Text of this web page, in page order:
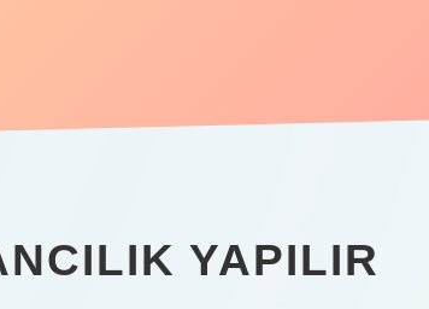
YAPILIR